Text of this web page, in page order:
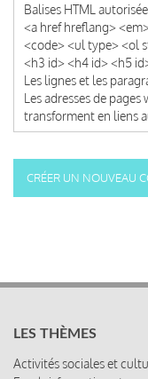
Balises HTML
<a href hreflang>
<code> <ul type> <ol
<h3 id> <h4 id> <h5
Les lignes et les
Les adresses de
transforment en liens
LES THÈMES
Activités sociales et